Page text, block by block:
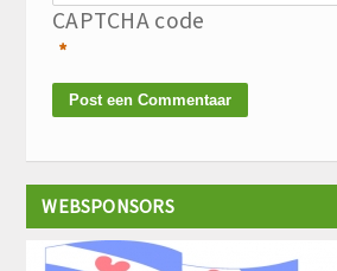
CAPTCHA code
*
WEBSPONSORS